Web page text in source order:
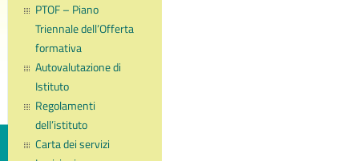
PTOF – Piano
Triennale dell’Offerta
formativa
Autovalutazione di
Istituto
Regolamenti
dell’istituto
Carta dei servizi